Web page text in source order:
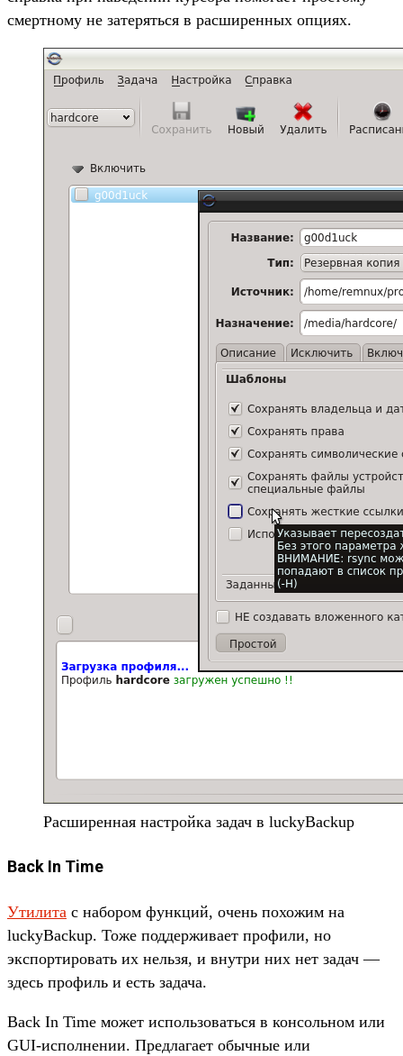
смертному не затеряться в расширенных опциях.
Расширенная настройка задач в luckyBackup
Back In Time
Утилита с набором функций, очень похожим на
luckyBackup. Тоже поддерживает профили, но
экспортировать их нельзя, и внутри них нет задач —
здесь профиль и есть задача.
Back In Time может использоваться в консольном или
GUI-исполнении. Предлагает обычные или